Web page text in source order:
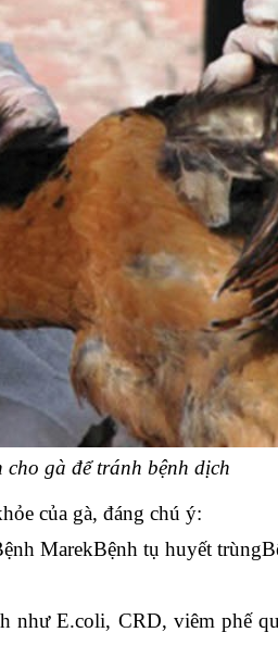
cho gà để tránh bệnh dịch
của gà, đáng chú ý:
MarekBệnh tụ huyết trùng
như E.coli, CRD, viêm phế